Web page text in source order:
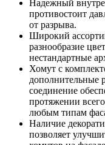
Надежный
противостоит
от разрыва.
Широкий
разнообразие
нестандартные
Хомут с
дополнительные
соединение
протяжении
любым типам
Наличие
позволяет